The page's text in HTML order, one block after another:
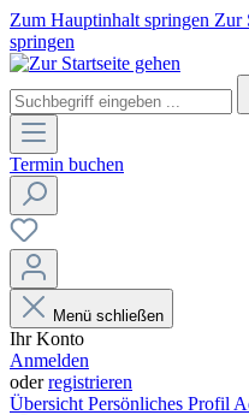
Zum Hauptinhalt springen Zur
springen
Termin buchen
Menü schließen
Ihr Konto
Anmelden
oderregistrieren
Übersicht Persönliches Profil